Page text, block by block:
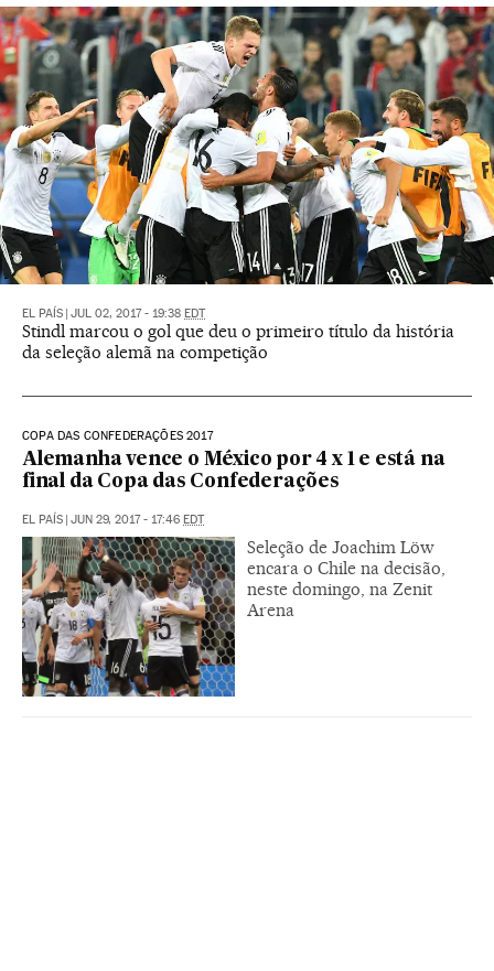
EL PAÍS JUL 02, 2017 - 19:38 EDT
Stindl marcou o gol que deu o primeiro título da história
da seleção alemã na competição
COPA DAS CONFEDERAÇÕES 2017
Alemanha vence o México por 4 x 1 e está na
final da Copa das Confederações
EL PAÍS JUN 29, 2017 - 17:46 EDT
Seleção de Joachim Löw
encara o Chile na decisão,
neste domingo, na Zenit
Arena